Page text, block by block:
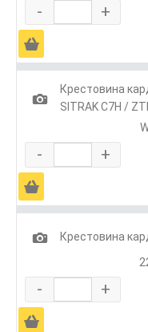
- +
Ä
1
Крестовина
SITRAK C7H /
- +
Ä
1
Крестовина
- +
Ä